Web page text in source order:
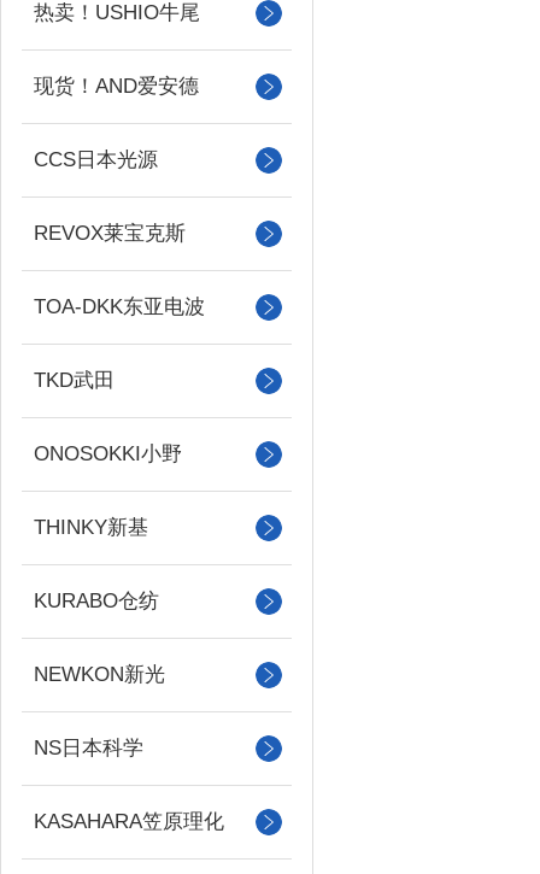
热卖！USHIO牛尾
现货！AND爱安德
CCS日本光源
REVOX莱宝克斯
TOA-DKK东亚电波
TKD武田
ONOSOKKI小野
THINKY新基
KURABO仓纺
NEWKON新光
NS日本科学
KASAHARA笠原理化